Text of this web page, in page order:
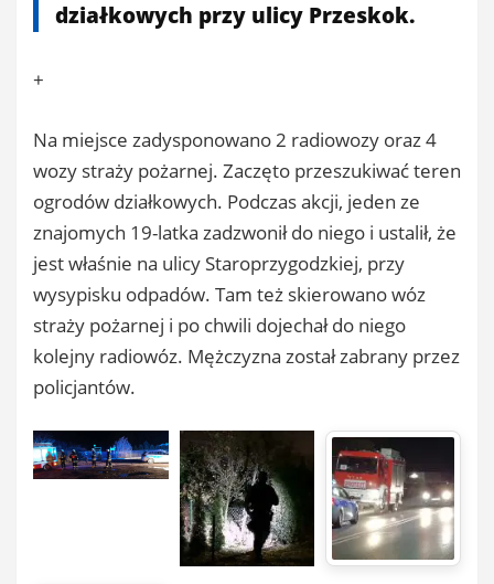
działkowych przy ulicy Przeskok.
+
Na miejsce zadysponowano 2 radiowozy oraz 4
wozy straży pożarnej. Zaczęto przeszukiwać teren
ogrodów działkowych. Podczas akcji, jeden ze
znajomych 19-latka zadzwonił do niego i ustalił, że
jest właśnie na ulicy Staroprzygodzkiej, przy
wysypisku odpadów. Tam też skierowano wóz
straży pożarnej i po chwili dojechał do niego
kolejny radiowóz. Mężczyzna został zabrany przez
policjantów.